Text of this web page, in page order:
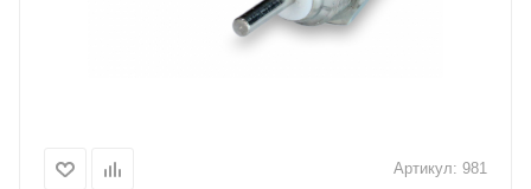
Артикул: 981